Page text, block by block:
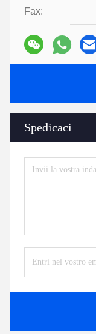
Fax:
Spedicaci